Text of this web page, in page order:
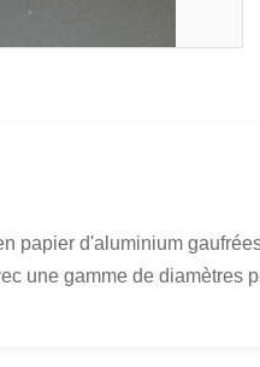
papier d'aluminium
une gamme de diamètres